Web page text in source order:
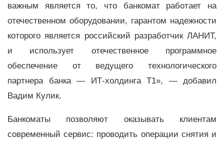
важным является то, что банкомат работает на
отечественном оборудовании, гарантом надежности
которого является российский разработчик ЛАНИТ,
и использует отечественное программное
обеспечение от ведущего технологического
партнера банка — ИТ-холдинга Т1», — добавил
Вадим Кулик.
Банкоматы позволяют оказывать клиентам
современный сервис: проводить операции снятия и